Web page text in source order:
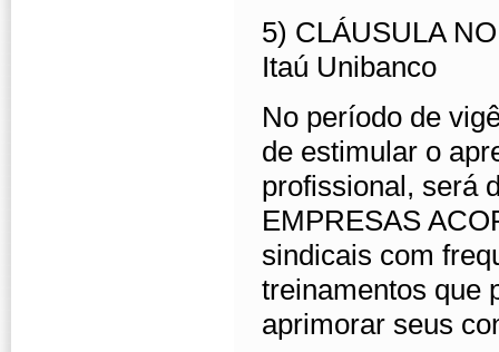
5) CLÁUSULA
Itaú Unibanco
No período de
de estimular o
profissional, será
EMPRESAS
sindicais com
treinamentos que
aprimorar seus